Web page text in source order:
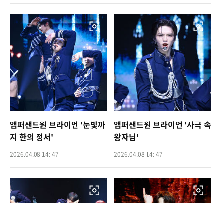
앰퍼샌드원 브라이언 '눈빛까
지 한의 정서'
2026.04.08 14: 47
앰퍼샌드원 브라이언 '사극 속
왕자님'
2026.04.08 14: 47